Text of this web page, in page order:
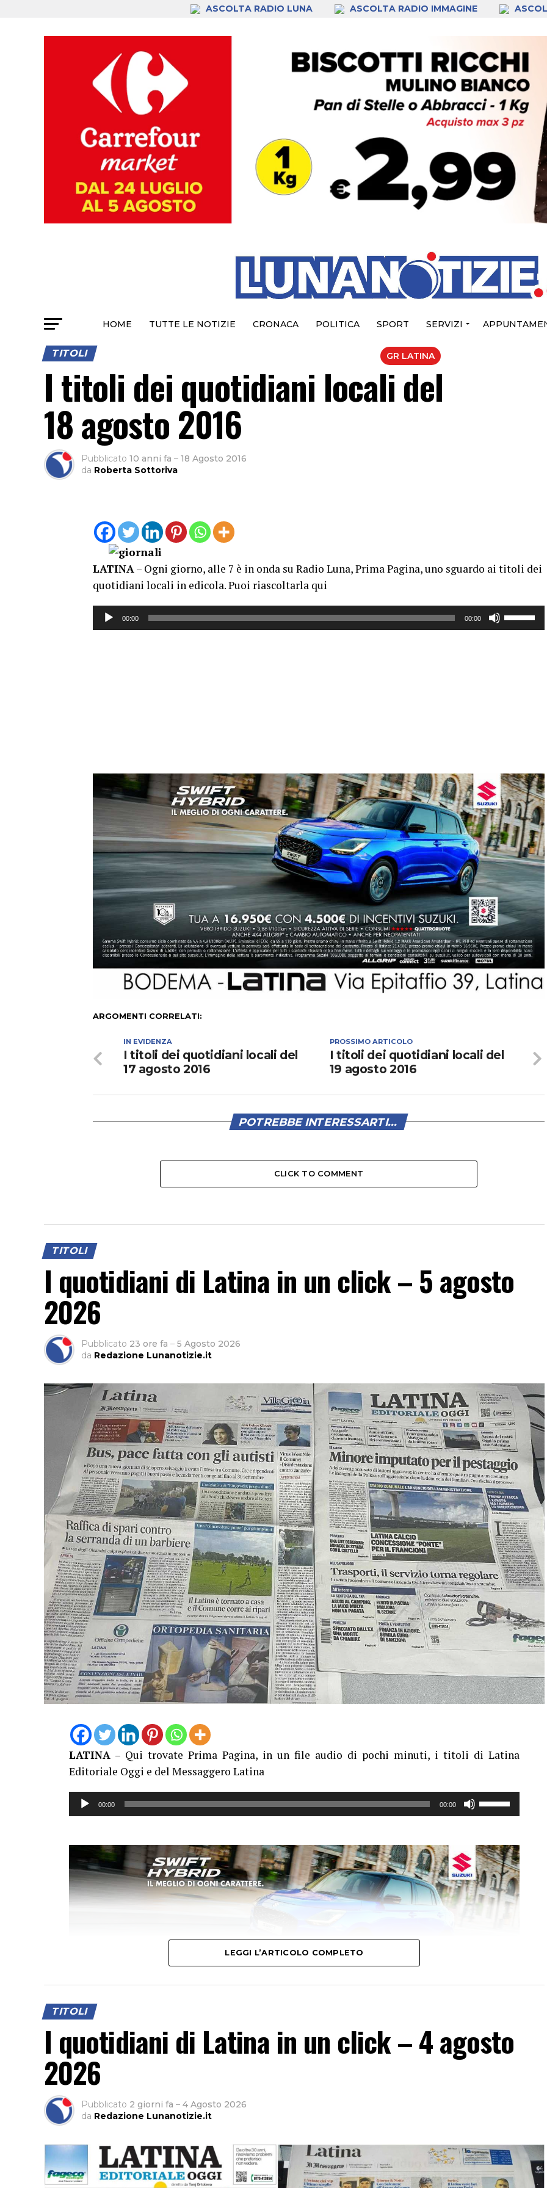
ASCOLTA RADIO LUNA ASCOLTA RADIO IMMAGINE
HOME TUTTE LE NOTIZIE CRONACA POLITICA SPORT SERVIZI
GR LATINA
TITOLI
I titoli dei quotidiani locali del
18 agosto 2016
Pubblicato 10 anni fa – 18 Agosto 2016
da Roberta Sottoriva
LATINA– Ogni giorno, alle 7 è in onda su Radio Luna, Prima Pagina, uno sguardo ai titoli dei
quotidiani locali in edicola. Puoi riascoltarla qui
Audio
00:00 00:00
ARGOMENTI CORRELATI:
PROSSIMO ARTICOLO
I titoli dei quotidiani locali del
19 agosto 2016
IN EVIDENZA
I titoli dei quotidiani locali del
17 agosto 2016
POTREBBE INTERESSARTI...
CLICK TO COMMENT
TITOLI
I quotidiani di Latina in un click – 5 agosto
2026
Pubblicato 23 ore fa – 5 Agosto 2026
da Redazione Lunanotizie.it
LATINA – Qui trovate Prima Pagina, in un file audio di pochi minuti, i titoli di Latina
Editoriale Oggi e del Messaggero Latina
Audio
00:00 00:00
su/giù
per
aumentare
o
LEGGI L’ARTICOLO COMPLETO
TITOLI
I quotidiani di Latina in un click – 4 agosto
2026
Pubblicato 2 giorni fa – 4 Agosto 2026
da Redazione Lunanotizie.it